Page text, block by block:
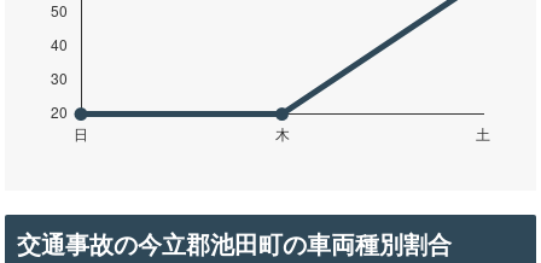
交通事故の今立郡池田町の車両種別割合